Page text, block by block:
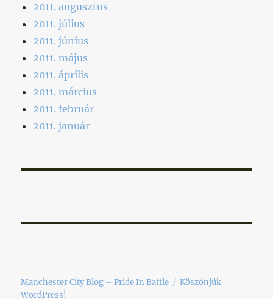
2011. augusztus
2011. július
2011. június
2011. május
2011. április
2011. március
2011. február
2011. január
Manchester City Blog – Pride In Battle
Köszönjük
WordPress!